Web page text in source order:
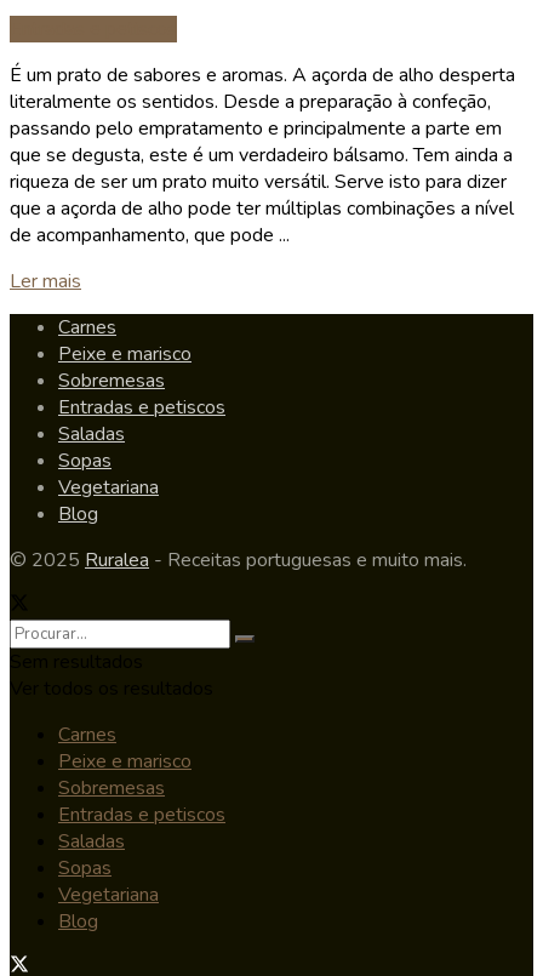
É um prato de sabores e aromas. A açorda de alho desperta
literalmente os sentidos. Desde a preparação à confeção,
passando pelo empratamento e principalmente a parte em
que se degusta, este é um verdadeiro bálsamo. Tem ainda a
riqueza de ser um prato muito versátil. Serve isto para dizer
que a açorda de alho pode ter múltiplas combinações a nível
de acompanhamento, que pode ...
Ler mais
Carnes
Peixe e marisco
Sobremesas
Entradas e petiscos
Saladas
Sopas
Vegetariana
Blog
© 2025 Ruralea - Receitas portuguesas e muito mais.
Carnes
Peixe e marisco
Sobremesas
Entradas e petiscos
Saladas
Sopas
Vegetariana
Blog